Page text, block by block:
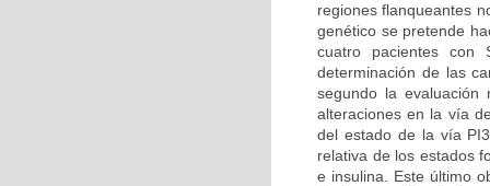
regiones flanqueantes
genético se pretende
cuatro pacientes con
determinación de las
segundo la evaluación
alteraciones en la vía
del estado de la vía
relativa de los estados
e insulina. Este último